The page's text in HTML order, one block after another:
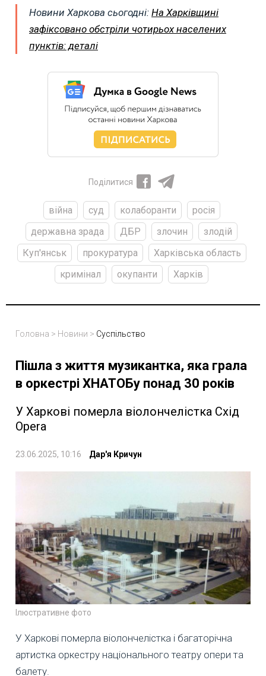
Новини Харкова сьогодні: На Харківщині
зафіксовано обстріли чотирьох населених
пунктів: деталі
Поділитися
війна суд колаборанти
росія
державна зрада
ДБР злочин
злодій
Куп'янськ
прокуратура
Харківська область
кримінал
окупанти Харків
Головна > Новини > Суспільство
Пішла з життя музикантка, яка грала
в оркестрі ХНАТОБу понад 30 років
У Харкові померла віолончелістка Схід
Opera
23.06.2025, 10:16 Дар'я Кричун
Ілюстративне фото
У Харкові померла віолончелістка і багаторічна
артистка оркестру національного театру опери та
балету.